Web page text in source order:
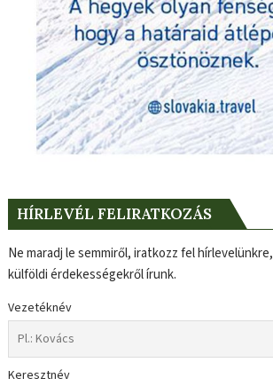
HÍRLEVÉL FELIRATKOZÁS
Ne maradj le semmiről, iratkozz fel
külföldi érdekességekről írunk.
Vezetéknév
Keresztnév